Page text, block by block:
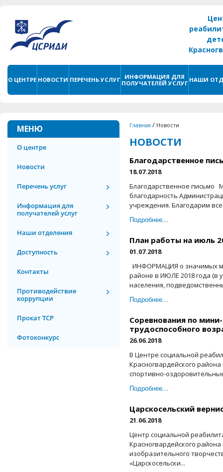
О ЦЕНТРЕ НОВОСТИ ПЕРЕЧЕНЬ УСЛУГ
ИНФОРМАЦИЯ ДЛЯ
ПОЛУЧАТЕЛЕЙ УСЛУГ НАШИ
МЕНЮ
О центре
Новости
Перечень услуг
Информация для
получателей услуг
Наши отделения
Доступность
Контакты
Противодействие
коррупции
Прокат ТСР
Фотоконкурс
Главная / Новости
НОВОСТИ
Благодарственное
18.07.2018
Благодарственное письмо
благодарность
учреждения. Благодарим
Подробнее...
План работы на июль
01.07.2018
ИНФОРМАЦИЯ о значимых
районе в ИЮЛЕ 2018 года (в
населения,
Подробнее...
Соревнования по
трудоспособного
26.06.2018
В Центре социальной
Красногвардейского
спортивно-
Подробнее...
Царскосельский
21.06.2018
Центр социальной
Красногвардейского
изобразительного
«Царскосельски...